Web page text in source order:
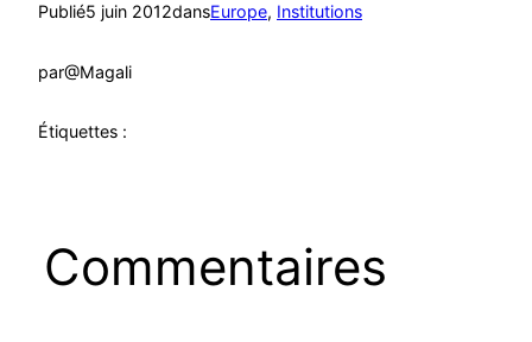
Publié5 juin 2012dansEurope, Institutions
par@Magali
Étiquettes :
Commentaires